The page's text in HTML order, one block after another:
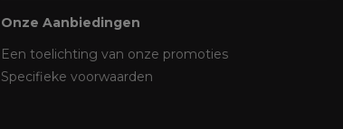
Onze Aanbiedingen
Een toelichting van onze promoties
Specifieke voorwaarden